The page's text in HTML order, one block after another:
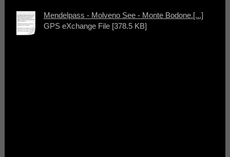
Mendelpass - Molveno See - Monte Bodone.[...]
GPS eXchange File [378.5 KB]